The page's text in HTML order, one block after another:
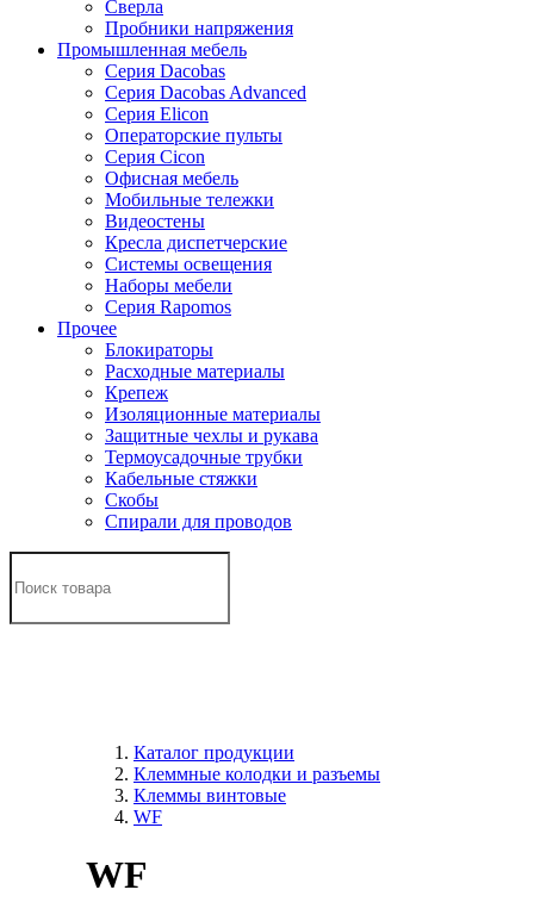
Сверла
Пробники напряжения
Промышленная мебель
Серия Dacobas
Серия Dacobas Advanced
Серия Elicon
Операторские пульты
Серия Cicon
Офисная мебель
Мобильные тележки
Видеостены
Кресла диспетчерские
Системы освещения
Наборы мебели
Серия Rapomos
Прочее
Блокираторы
Расходные материалы
Крепеж
Изоляционные материалы
Защитные чехлы и рукава
Термоусадочные трубки
Кабельные стяжки
Скобы
Спирали для проводов
Каталог продукции
Клеммные колодки и разъемы
Клеммы винтовые
WF
WF